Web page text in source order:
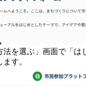
法を選ぶ」画面で「は
す。